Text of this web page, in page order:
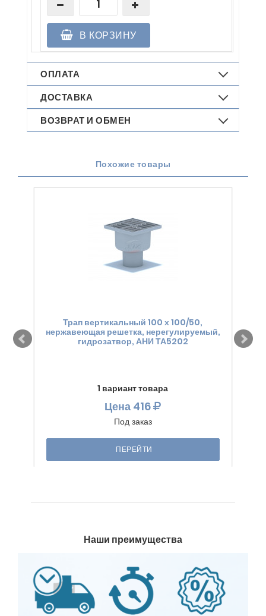
В КОРЗИНУ
ОПЛАТА
ДОСТАВКА
ВОЗВРАТ И ОБМЕН
Похожие товары
Трап вертикальный 100 х 100/50,
нержавеющая решетка, нерегулируемый,
гидрозатвор, АНИ ТА5202
1 вариант товара
Цена 416
Под заказ
ПЕРЕЙТИ
Наши преимущества